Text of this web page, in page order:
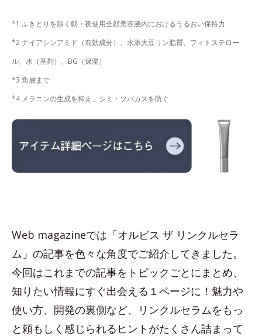
*1 ふきとりを除く朝・夜使用全顔美容液内におけるうるおい保持力
*2 ナイアシンアミド（有効成分）、水添大豆リン脂質、フィトステロー
ル、水（基剤）、BG（保湿）
*3 角層まで
*4 メラニンの生成を抑え、シミ・ソバカスを防ぐ
Web magazineでは「オルビス ザ リンクルセラ
ム」の記事を色々な角度でご紹介してきました。
今回はこれまでの記事をトピックごとにまとめ、
知りたい情報にすぐ出会える１ページに！魅力や
使い方、開発の裏側など、リンクルセラムをもっ
と頼もしく感じられるヒントがたくさん詰まって